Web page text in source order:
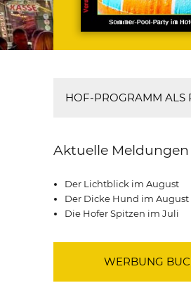
HOF-PROGRAMM ALS
Aktuelle Meldungen
Der Lichtblick im August
Der Dicke Hund im August
Die Hofer Spitzen im Juli
WERBUNG